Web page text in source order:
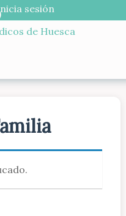
sesión